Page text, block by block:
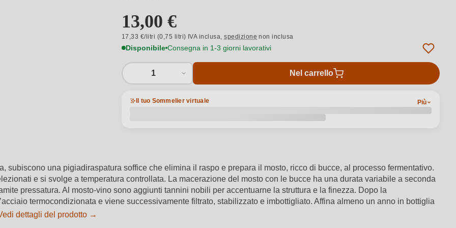
13,00 €
17,33 €/litri (0,75 litri) IVA inclusa,spedizione non inclusa
Disponibile Consegna in 1-3 giorni lavorativi
1 Nel carrello
Il tuo Sommelier virtuale Più
subiscono una pigiadiraspatura soffice che elimina il raspo e prepara il mosto, ricco di bucce, al processo fermentativo.
e si svolge a temperatura controllata. La macerazione del mosto con le bucce ha una durata variabile a seconda
pressatura. Al mosto-vino sono aggiunti tannini nobili per accentuarne la struttura e la finezza. Dopo la
termocondizionata e viene successivamente filtrato, stabilizzato e imbottigliato. Affina almeno un anno in bottiglia
dettagli del prodotto →